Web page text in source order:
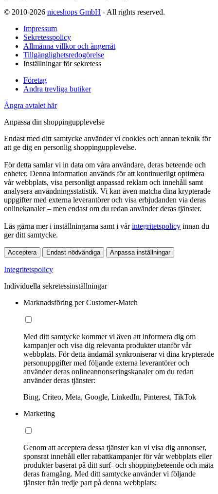
© 2010-2026 niceshops GmbH - All rights reserved.
Impressum
Sekretesspolicy
Allmänna villkor och ångerrät
Tillgänglighetsredogörelse
Inställningar för sekretess
Företag
Andra trevliga butiker
Ångra avtalet här
Anpassa din shoppingupplevelse
Endast med ditt samtycke använder vi cookies och annan teknik för
att ge dig en personlig shoppingupplevelse.
För detta samlar vi in data om våra användare, deras beteende och
enheter. Denna information används för att kontinuerligt optimera
vår webbplats, visa personligt anpassad reklam och innehåll samt
analysera användningsstatistik. Vi kan även matcha dina krypterade
uppgifter med externa leverantörer och visa erbjudanden via deras
onlinekanaler – men endast om du redan använder deras tjänster.
Läs gärna mer i inställningarna samt i vårintegritetspolicy innan du
ger ditt samtycke.
Acceptera Endast nödvändiga Anpassa inställningar
Integritetspolicy
Individuella sekretessinställningar
Marknadsföring per Customer-Match
Med ditt samtycke kommer vi även att informera dig om
kampanjer och visa dig relevanta produkter utanför vår
webbplats. För detta ändamål synkroniserar vi dina krypterade
personuppgifter med följande externa leverantörer och
använder deras onlineannonseringskanaler om du redan
använder deras tjänster:
Bing, Criteo, Meta, Google, LinkedIn, Pinterest, TikTok
Marketing
Genom att acceptera dessa tjänster kan vi visa dig annonser,
sponsrat innehåll eller rabattkampanjer för vår webbplats eller
produkter baserat på ditt surf- och shoppingbeteende och mäta
deras framgång. Med ditt samtycke använder vi följande
tjänster från tredje part på denna webbplats: